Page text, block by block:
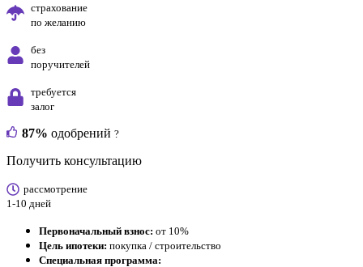
страхование
по желанию
без
поручителей
требуется
залог
87% одобрений ?
Получить консультацию
рассмотрение
1-10 дней
Первоначальный взнос: от 10%
Цель ипотеки: покупка / строительство
Специальная программа: